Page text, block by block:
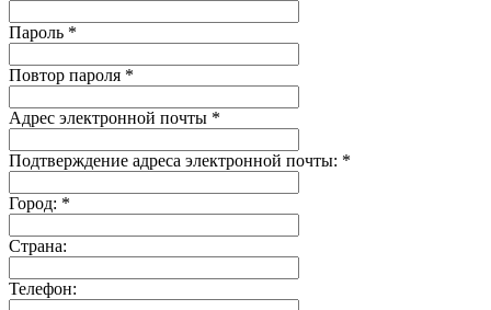
Пароль *
Повтор пароля *
Адрес электронной почты *
Подтверждение адреса электронной почты: *
Город: *
Страна:
Телефон: